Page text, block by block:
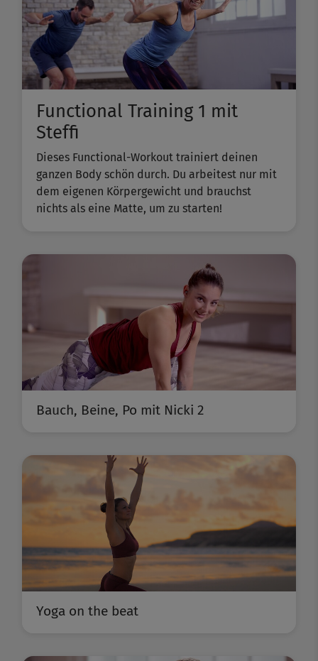
Functional Training 1 mit
Steffi
Dieses Functional-Workout trainiert deinen
ganzen Body schön durch. Du arbeitest nur mit
dem eigenen Körpergewicht und brauchst
nichts als eine Matte, um zu starten!
Bauch, Beine, Po mit Nicki 2
Yoga on the beat